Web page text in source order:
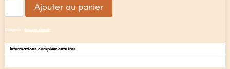
Double
Ajouter au panier
Catégorie : Boisson chaude
Informations complémentaires